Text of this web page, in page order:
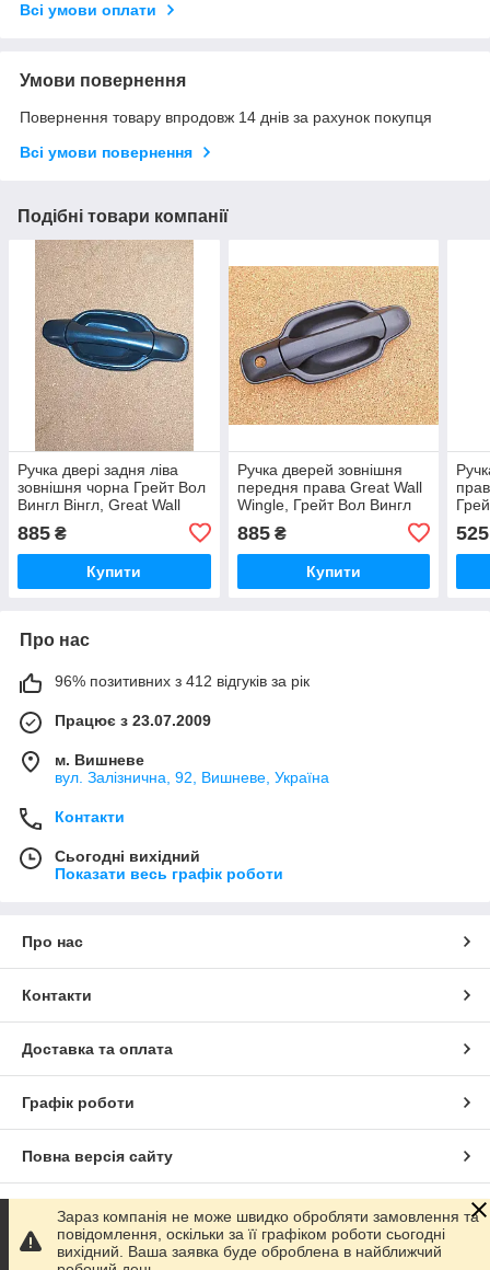
Всі умови оплати
Умови повернення
Повернення товару впродовж 14 днів за рахунок покупця
Всі умови повернення
Подібні товари компанії
Ручка двері задня ліва
зовнішня чорна Грейт Вол
Вингл Вінгл, Great Wall
885 ₴
Купити
Ручка дверей зовнішня
передня права Great Wall
Wingle, Грейт Вол Вингл
885₴
Купити
525
Про нас
96% позитивних з 412 відгуків за рік
Працює з 23.07.2009
м. Вишневе
вул. Залізнична, 92, Вишневе, Україна
Контакти
Сьогодні вихідний
Показати весь графік роботи
Про нас
Контакти
Доставка та оплата
Графік роботи
Повна версія сайту
Сайт створено на маркетплейсі Prom.ua
Політика конфіденційності
Зараз компанія не може швидко обробляти замовлення та
повідомлення, оскільки за її графіком роботи сьогодні
вихідний. Ваша заявка буде оброблена в найближчий